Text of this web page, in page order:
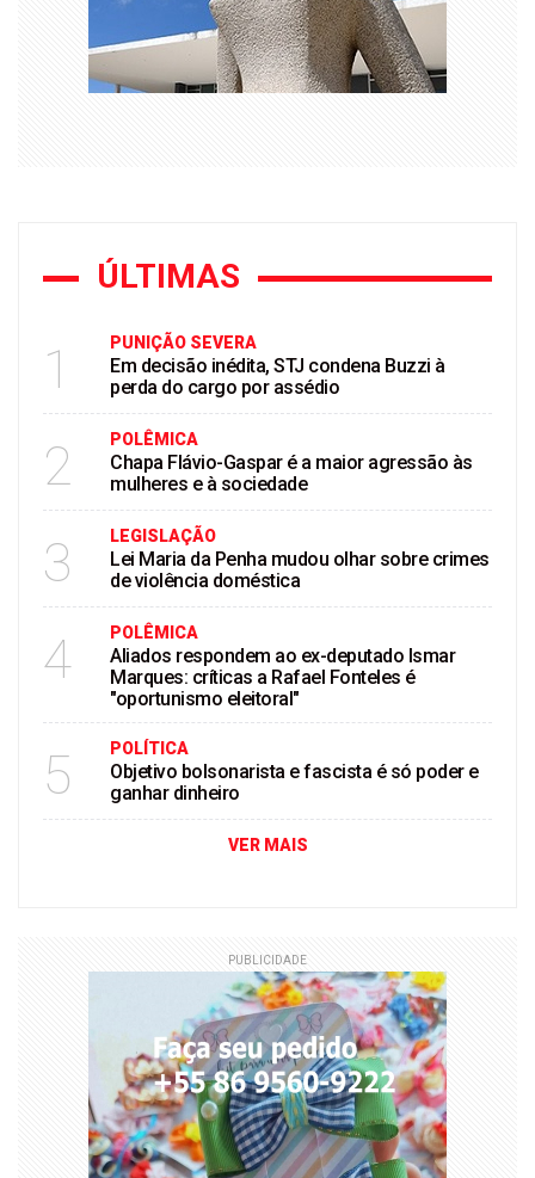
ÚLTIMAS
1 PUNIÇÃO SEVERA
Em decisão inédita, STJ condena Buzzi à
perda do cargo por assédio
2 POLÊMICA
Chapa Flávio-Gaspar é a maior agressão às
mulheres e à sociedade
3 LEGISLAÇÃO
Lei Maria da Penha mudou olhar sobre crimes
de violência doméstica
4 POLÊMICA
Aliados respondem ao ex-deputado Ismar
Marques: críticas a Rafael Fonteles é
"oportunismo eleitoral"
5 POLÍTICA
Objetivo bolsonarista e fascista é só poder e
ganhar dinheiro
VER MAIS
PUBLICIDADE